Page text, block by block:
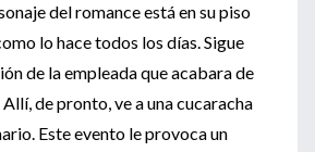
del romance está en su piso
lo hace todos los días. Sigue
de la empleada que acabara de
de pronto, ve a una cucaracha
Este evento le provoca un